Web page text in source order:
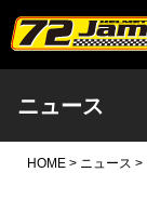
本文へ
ニュース
HOME > ニュース >